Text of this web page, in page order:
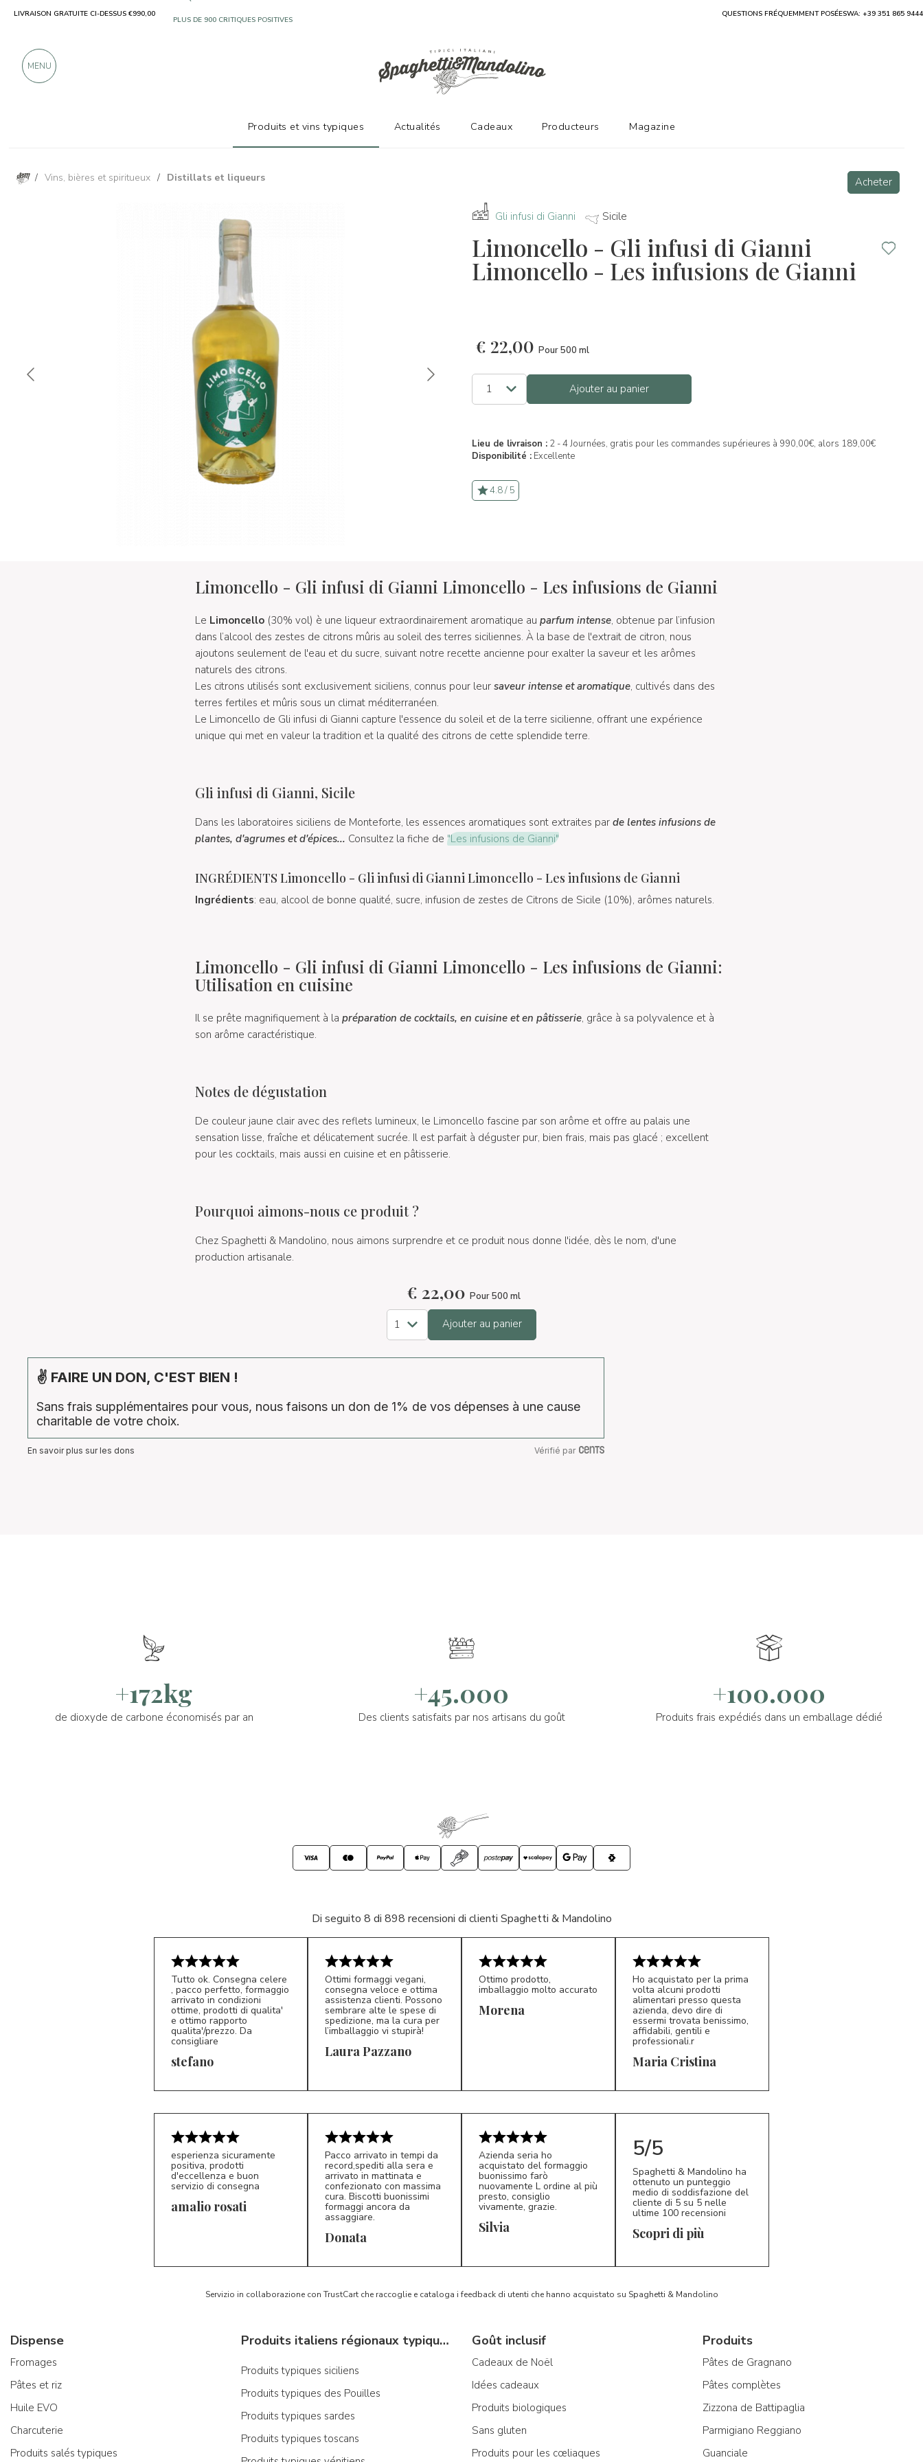
/ Vins, bières et spiritueux / Distillats et liqueurs Acheter
Gli infusi di Gianni Sicile
Limoncello - Gli infusi di Gianni
Limoncello - Les infusions de Gianni
€ 22,00 Pour 500 ml
Ajouter au panier
Lieu de livraison : 2 - 4 Journées, gratis pour les commandes supérieures à 990,00€, alors 189,00€
Disponibilité : Excellente
4.8 / 5
Limoncello - Gli infusi di Gianni Limoncello - Les infusions de Gianni
Le Limoncello (30% vol) è une liqueur extraordinairement aromatique au parfum intense, obtenue par l’infusion
dans l’alcool des zestes de citrons mûris au soleil des terres siciliennes. À la base de l'extrait de citron, nous
ajoutons seulement de l'eau et du sucre, suivant notre recette ancienne pour exalter la saveur et les arômes
naturels des citrons.
Les citrons utilisés sont exclusivement siciliens, connus pour leur saveur intense et aromatique, cultivés dans des
terres fertiles et mûris sous un climat méditerranéen.
Le Limoncello de Gli infusi di Gianni capture l'essence du soleil et de la terre sicilienne, offrant une expérience
unique qui met en valeur la tradition et la qualité des citrons de cette splendide terre.
Gli infusi di Gianni, Sicile
Dans les laboratoires siciliens de Monteforte, les essences aromatiques sont extraites parde lentes infusions de
plantes, d'agrumes et d'épices... Consultez la fiche de "Les infusions de Gianni"
INGRÉDIENTS Limoncello - Gli infusi di Gianni Limoncello - Les infusions de Gianni
Ingrédients: eau, alcool de bonne qualité, sucre, infusion de zestes de Citrons de Sicile (10%), arômes naturels.
Limoncello - Gli infusi di Gianni Limoncello - Les infusions de Gianni:
Utilisation en cuisine
Il se prête magnifiquement à la préparation de cocktails, en cuisine et en pâtisserie, grâce à sa polyvalence et à
son arôme caractéristique.
Notes de dégustation
De couleur jaune clair avec des reflets lumineux, le Limoncello fascine par son arôme et offre au palais une
sensation lisse, fraîche et délicatement sucrée. Il est parfait à déguster pur, bien frais, mais pas glacé ; excellent
pour les cocktails, mais aussi en cuisine et en pâtisserie.
Pourquoi aimons-nous ce produit ?
Chez Spaghetti & Mandolino, nous aimons surprendre et ce produit nous donne l'idée, dès le nom, d'une
production artisanale.
€ 22,00 Pour 500 ml
Ajouter au panier
✌ FAIRE UN DON, C'EST BIEN !
Sans frais supplémentaires pour vous, nous faisons un don de 1% de vos dépenses à une cause
charitable de votre choix.
En savoir plus sur les dons Vérifié par
+172kg
de dioxyde de carbone économisés par an
+45.000
Des clients satisfaits par nos artisans du goût
+100.000
Produits frais expédiés dans un emballage dédié
Di seguito 8 di 898 recensioni di clienti Spaghetti & Mandolino
S*
Tutto ok. Consegna celere
, pacco perfetto, formaggio
arrivato in condizioni
ottime, prodotti di qualita'
e ottimo rapporto
qualita'/prezzo. Da
consigliare
stefano LP 5/5
Ottimi formaggi vegani,
consegna veloce e ottima
assistenza clienti. Possono
sembrare alte le spese di
spedizione, ma la cura per
l’imballaggio vi stupirà!
Laura Pazzano
Ottimo prodotto,
imballaggio molto accurato
Morena
MC 5/5
Ho acquistato per la prima
volta alcuni prodotti
alimentari presso questa
azienda, devo dire di
essermi trovata benissimo,
affidabili, gentili e
professionali.r
Maria Cristina
esperienza sicuramente
positiva, prodotti
d'eccellenza e buon
servizio di consegna
amalio rosati
D*
Pacco arrivato in tempi da
record,spediti alla sera e
arrivato in mattinata e
confezionato con massima
cura. Biscotti buonissimi
formaggi ancora da
assaggiare.
Donata S*
Azienda seria ho
acquistato del formaggio
buonissimo farò
nuovamente L ordine al più
presto, consiglio
vivamente, grazie.
Silvia
5/5
Spaghetti & Mandolino ha
ottenuto un punteggio
medio di soddisfazione del
cliente di 5 su 5 nelle
ultime 100 recensioni
Scopri di più
Servizio in collaborazione con TrustCart che raccoglie e cataloga i feedback di utenti che hanno acquistato su Spaghetti & Mandolino
Dispense
Fromages
Pâtes et riz
Huile EVO
Charcuterie
Produits salés typiques
Produits italiens régionaux typiques
Produits typiques siciliens
Produits typiques des Pouilles
Produits typiques sardes
Produits typiques toscans
Goût inclusif
Cadeaux de Noël
Idées cadeaux
Produits biologiques
Sans gluten
Produits pour les cœliaques
Produits
Pâtes de Gragnano
Pâtes complètes
Zizzona de Battipaglia
Parmigiano Reggiano
Guanciale
LIVRAISON GRATUITE CI-DESSUS €990,00 QUESTIONS FRÉQUEMMENT POSÉESWA: +39 351 865 9444
MENU
Produits et vins typiques Actualités Cadeaux Producteurs Magazine